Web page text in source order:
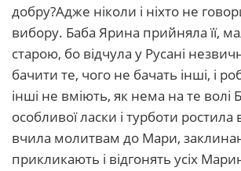
добру?Адже ніколи і ніхто не
вибору. Баба Ярина прийняла її,
старою, бо відчула у Русані
бачити те, чого не бачать інші, і
інші не вміють, як нема на те волі
особливої ласки і турботи ростила
вчила молитвам до Мари,
прикликають і відгонять усіх